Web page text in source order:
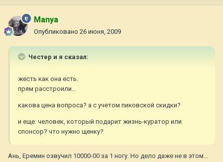
Manya
Опубликовано 26 июня, 2009
Честер и я сказал:
жесть как она есть.
прям расстроили...
какова цена вопроса? а с учетом пиковской скидки?
и еще: человек, который подарит жизнь-куратор или
спонсор? что нужно щенку?
Ань, Еремин озвучил 10000-00 за 1 ногу. Но дело даже не в этом...